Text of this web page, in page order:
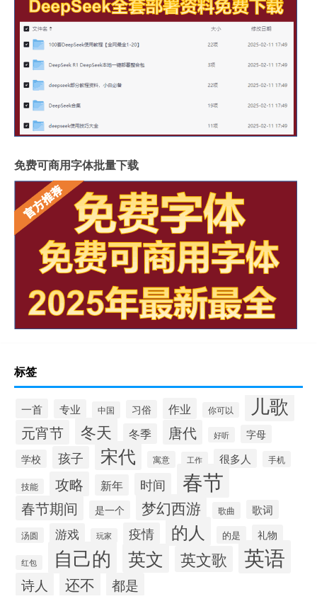
免费可商用字体批量下载
标签
一首 专业 中国 习俗 作业 你可以 儿歌
元宵节 冬天 冬季 唐代 好听
字母
学校
孩子 宋代 寓意 工作 很多人 手机
技能 攻略 新年 时间 春节
春节期间 是一个 梦幻西游 歌曲 歌词
汤圆 游戏 玩家 疫情 的人 的是 礼物
红包 自己的 英文 英文歌 英语
诗人 还不 都是